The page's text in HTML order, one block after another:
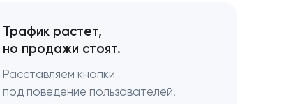
Трафик растет,
но продажи стоят.
Расставляем кнопки
под поведение пользователей.